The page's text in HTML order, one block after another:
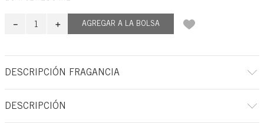
＋
－ AGREGAR A LA BOLSA
DESCRIPCIÓN FRAGANCIA
A qué huele: una celebración dulce y reconfortante.
DESCRIPCIÓN